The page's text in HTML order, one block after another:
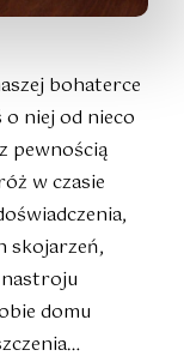
bohaterce
niej od nieco
pewnością
w czasie
skojarzeń,
domu